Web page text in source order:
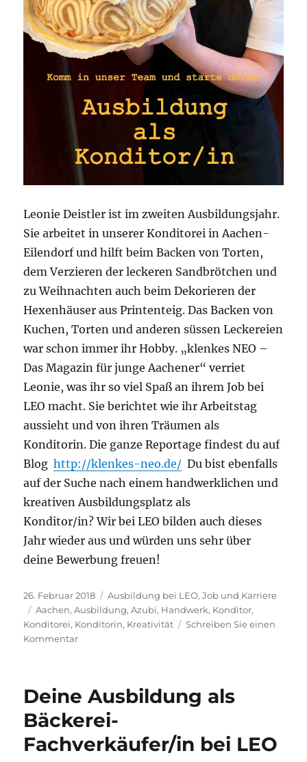
Leonie Deistler ist im zweiten Ausbildungsjahr.
Sie arbeitet in unserer Konditorei in Aachen-
Eilendorf und hilft beim Backen von Torten,
dem Verzieren der leckeren Sandbrötchen und
zu Weihnachten auch beim Dekorieren der
Hexenhäuser aus Printenteig. Das Backen von
Kuchen, Torten und anderen süssen Leckereien
war schon immer ihr Hobby. „klenkes NEO –
Das Magazin für junge Aachener“ verriet
Leonie, was ihr so viel Spaß an ihrem Job bei
LEO macht. Sie berichtet wie ihr Arbeitstag
aussieht und von ihren Träumen als
Konditorin. Die ganze Reportage findest du auf
Bloghttp://klenkes-neo.de/ Du bist ebenfalls
auf der Suche nach einem handwerklichen und
kreativen Ausbildungsplatz als
Konditor/in? Wir bei LEO bilden auch dieses
Jahr wieder aus und würden uns sehr über
deine Bewerbung freuen!
Veröffentlicht
am
26. Februar 2018 Kategorien
Ausbildung bei LEO,Job und Karriere
Schlagwörter
Aachen,Ausbildung,Azubi, Handwerk, Konditor,
Konditorei, Konditorin, Kreativität
Schreiben Sie einen
Kommentarzu
Ausbildung
Konditorin
bei
LEO
Deine Ausbildung als
Bäckerei-
Fachverkäufer/in bei LEO